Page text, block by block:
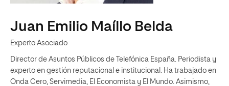
Juan Emilio Maíllo Belda
Experto Asociado
Director de Asuntos Públicos de Telefónica España. Periodista y
experto en gestión reputacional e institucional. Ha trabajado en
Onda Cero, Servimedia, El Economista y El Mundo. Asimismo,